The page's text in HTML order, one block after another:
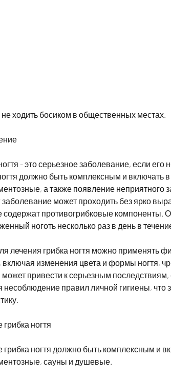
не ходить босиком в общественных местах.
- это серьезное заболевание, если его
должно быть комплексным и включать в
а также появление неприятного
заболевание может проходить без ярко
содержат противогрибковые компоненты.
ноготь несколько раз в день в
лечения грибка ногтя можно применять
включая изменения цвета и формы ногтя,
может привести к серьезным
несоблюдение правил личной гигиены, что
ногтя
грибка ногтя должно быть комплексным и
сауны и душевые.